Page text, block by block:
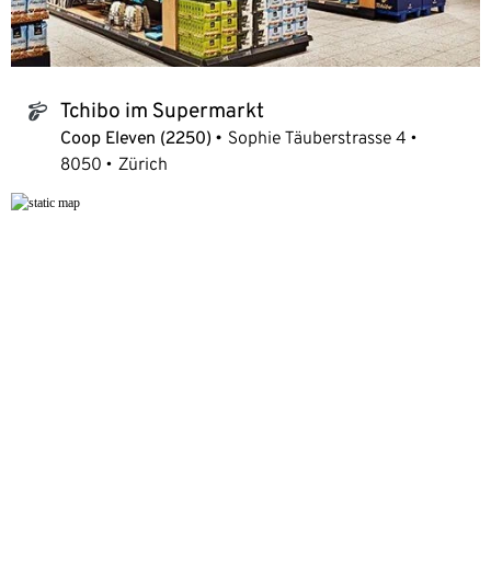
tchibo_logo Tchibo im Supermarkt
Coop Eleven (2250)
Sophie Täuberstrasse 4
8050
Zürich